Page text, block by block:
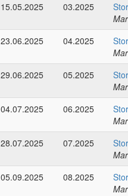
15.05.2025
03.2025
23.06.2025
04.2025
29.06.2025
05.2025
04.07.2025
06.2025
28.07.2025
07.2025
05.09.2025
08.2025